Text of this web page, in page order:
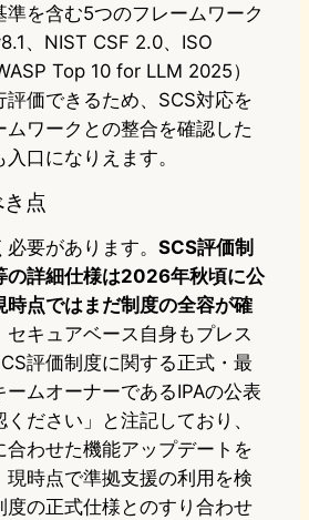
準を含む5つのフレームワーク
、NIST CSF 2.0、ISO
Top 10 for LLM 2025）
評価できるため、SCS対応を
ワークとの整合を確認した
口になりえます。
点
要があります。 SCS評価制
の詳細仕様は2026年秋頃に公
時点ではまだ制度の全容が確
セキュアベース自身もプレス
評価制度に関する正式・最
ームオーナーであるIPAの公表
ださい」と注記しており、
合わせた機能アップデートを
現時点で準拠支援の利用を検
度の正式仕様とのすり合わせ